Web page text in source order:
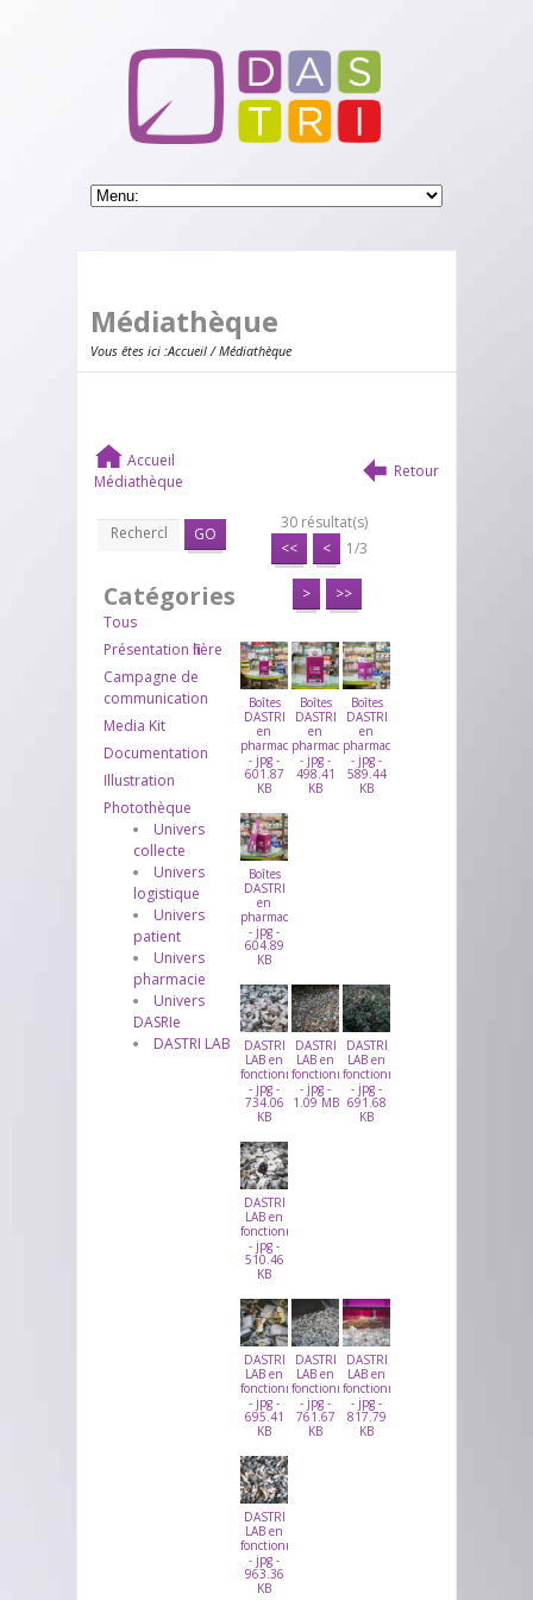
Médiathèque
Vous êtes ici :Accueil/ Médiathèque
Accueil
Médiathèque
Retour
GO
Catégories
Tous
Présentation filière
Campagne de
communication
Media Kit
Documentation
Illustration
Photothèque
Univers
collecte
Univers
logistique
Univers
patient
Univers
pharmacie
Univers
DASRIe
DASTRI LAB
30 résultat(s)
<<
< 1/3
> >>
Boîtes
DASTRI
en
pharmacie
- jpg -
601.87
KB
Boîtes
DASTRI
en
pharmacie
- jpg -
498.41
KB
Boîtes
DASTRI
en
pharmacie
- jpg -
589.44
KB
Boîtes
DASTRI
en
pharmacie
- jpg -
604.89
KB
DASTRI
LAB en
fonctionnement
- jpg -
734.06
KB
DASTRI
LAB en
fonctionnement
- jpg -
1.09 MB
DASTRI
LAB en
fonctionnement
- jpg -
691.68
KB
DASTRI
LAB en
fonctionnement
- jpg -
510.46
KB
DASTRI
LAB en
fonctionnement
- jpg -
695.41
KB
DASTRI
LAB en
fonctionnement
- jpg -
761.67
KB
DASTRI
LAB en
fonctionnement
- jpg -
817.79
KB
DASTRI
LAB en
fonctionnement
- jpg -
963.36
KB